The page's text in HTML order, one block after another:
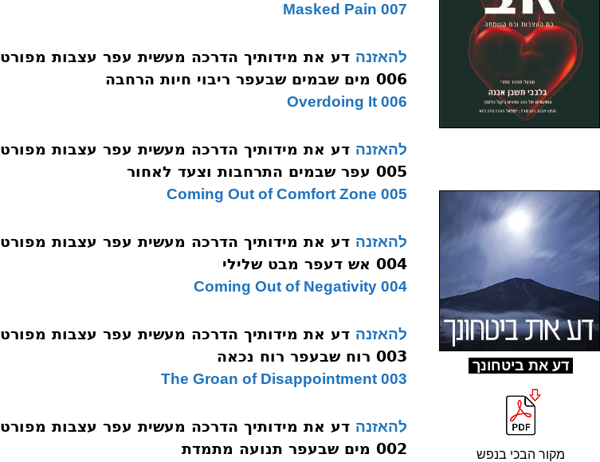
007 Masked Pain
להאזנה דע את מידותיך הדרכה מעשית עפר עצבות מפורט
006 מים שבמים שבעפר ריבוי חיות הרחבה
006 Overdoing It
להאזנה דע את מידותיך הדרכה מעשית עפר עצבות מפורט
005 עפר שבמים התרחבות וצעד לאחור
005 Coming Out of Comfort Zone
להאזנה דע את מידותיך הדרכה מעשית עפר עצבות מפורט
004 אש דעפר מבט שלילי
004 Coming Out of Negativity
להאזנה דע את מידותיך הדרכה מעשית עפר עצבות מפורט
003 רוח שבעפר רוח נכאה
003 The Groan of Disappointment
להאזנה דע את מידותיך הדרכה מעשית עפר עצבות מפורט
002 מים שבעפר תנועה מתמדת
דע את ביטחונך
מקור הבכי בנפש